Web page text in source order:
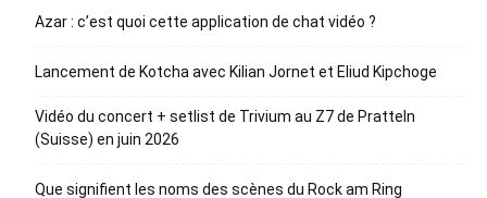
Azar : c’est quoi cette application de chat vidéo ?
Lancement de Kotcha avec Kilian Jornet et Eliud Kipchoge
Vidéo du concert + setlist de Trivium au Z7 de Pratteln
(Suisse) en juin 2026
Que signifient les noms des scènes du Rock am Ring